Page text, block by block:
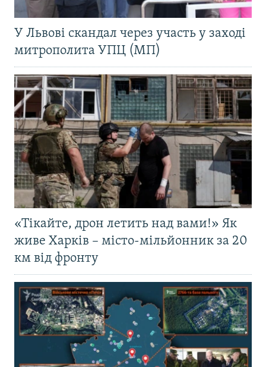
У Львові скандал через участь у заході
митрополита УПЦ (МП)
«Тікайте, дрон летить над вами!» Як
живе Харків – місто-мільйонник за 20
км від фронту